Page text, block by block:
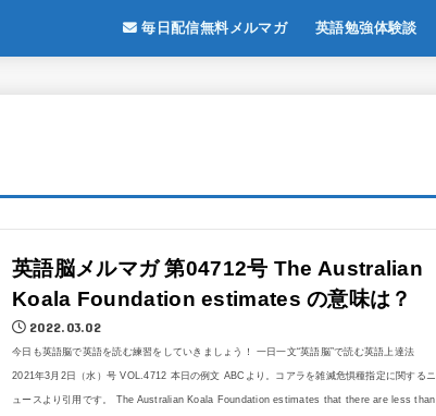
毎日配信無料メルマガ 英語勉強体験談
英語脳メルマガ 第04712号 The Australian
Koala Foundation estimates の意味は？
2022.03.02
今日も英語脳で英語を読む練習をしていきましょう！ 一日一文“英語脳”で読む英語上達法
2021年3月2日（水）号 VOL.4712 本日の例文 ABCより。コアラを雑滅危惧種指定に関するニ
ュースより引用です。 The Australian Koala Foundation estimates that there are less than